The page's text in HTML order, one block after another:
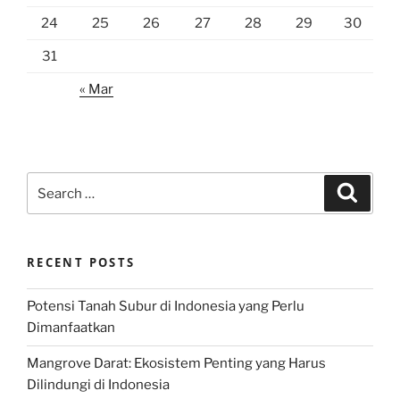
24 25 26 27 28 29 30
31
« Mar
for:
RECENT POSTS
Potensi Tanah Subur di Indonesia yang Perlu
Dimanfaatkan
Mangrove Darat: Ekosistem Penting yang Harus
Dilindungi di Indonesia